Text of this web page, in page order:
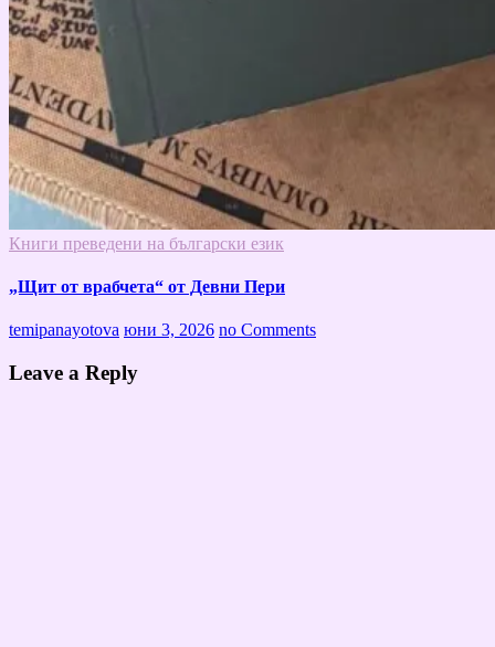
Книги преведени на български език
„Щит от врабчета“ от Девни Пери
temipanayotova юни 3, 2026 no Comments
Leave a Reply